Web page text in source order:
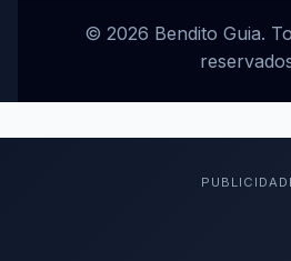
© 2026 Bendito Guia.